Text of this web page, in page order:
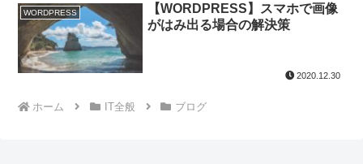
WORDPRESS
【WORDPRESS】スマホで画像
がはみ出る場合の解決策
2020.12.30
ホーム IT全般 ブログ